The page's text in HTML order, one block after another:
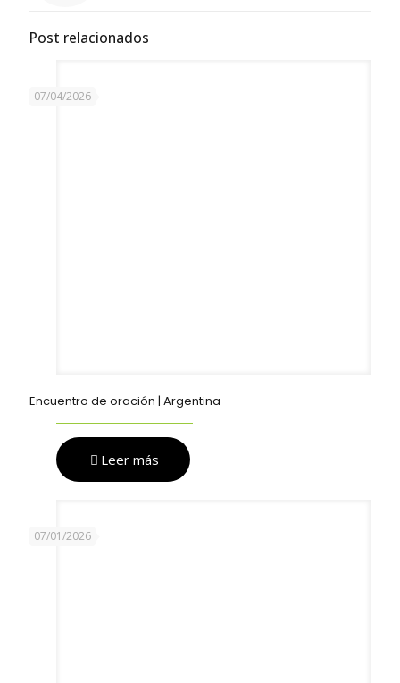
Post relacionados
07/04/2026
Encuentro de oración | Argentina
Leer más
07/01/2026